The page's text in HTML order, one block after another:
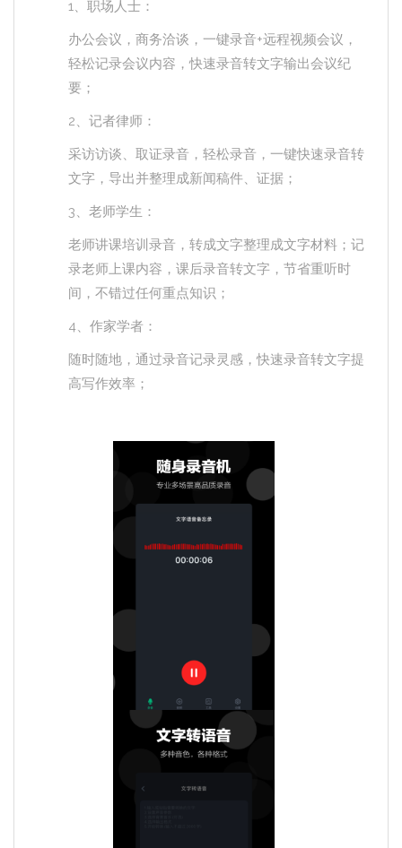
1、职场人士：
办公会议，商务洽谈，一键录音+远程视频会议，
轻松记录会议内容，快速录音转文字输出会议纪
要；
2、记者律师：
采访访谈、取证录音，轻松录音，一键快速录音转
文字，导出并整理成新闻稿件、证据；
3、老师学生：
老师讲课培训录音，转成文字整理成文字材料；记
录老师上课内容，课后录音转文字，节省重听时
间，不错过任何重点知识；
4、作家学者：
随时随地，通过录音记录灵感，快速录音转文字提
高写作效率；